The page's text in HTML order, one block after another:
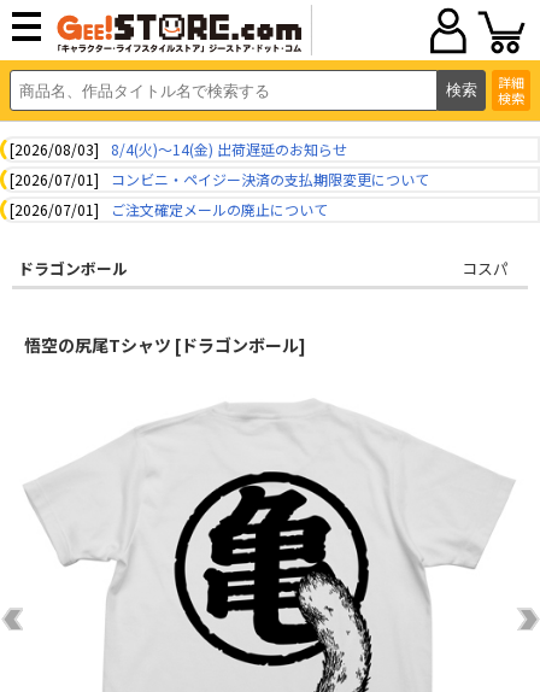
詳細
検索
[2026/08/03]
8/4(火)～14(金) 出荷遅延のお知らせ
[2026/07/01]
コンビニ・ペイジー決済の支払期限変更について
[2026/07/01]
ご注文確定メールの廃止について
ドラゴンボール コスパ
悟空の尻尾Tシャツ [ドラゴンボール]